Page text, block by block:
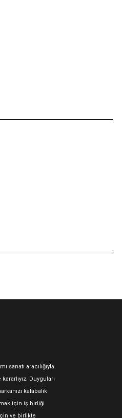
sanatı aracılığıyla
Duyguları
kalabalık
için iş birliği
ve birlikte